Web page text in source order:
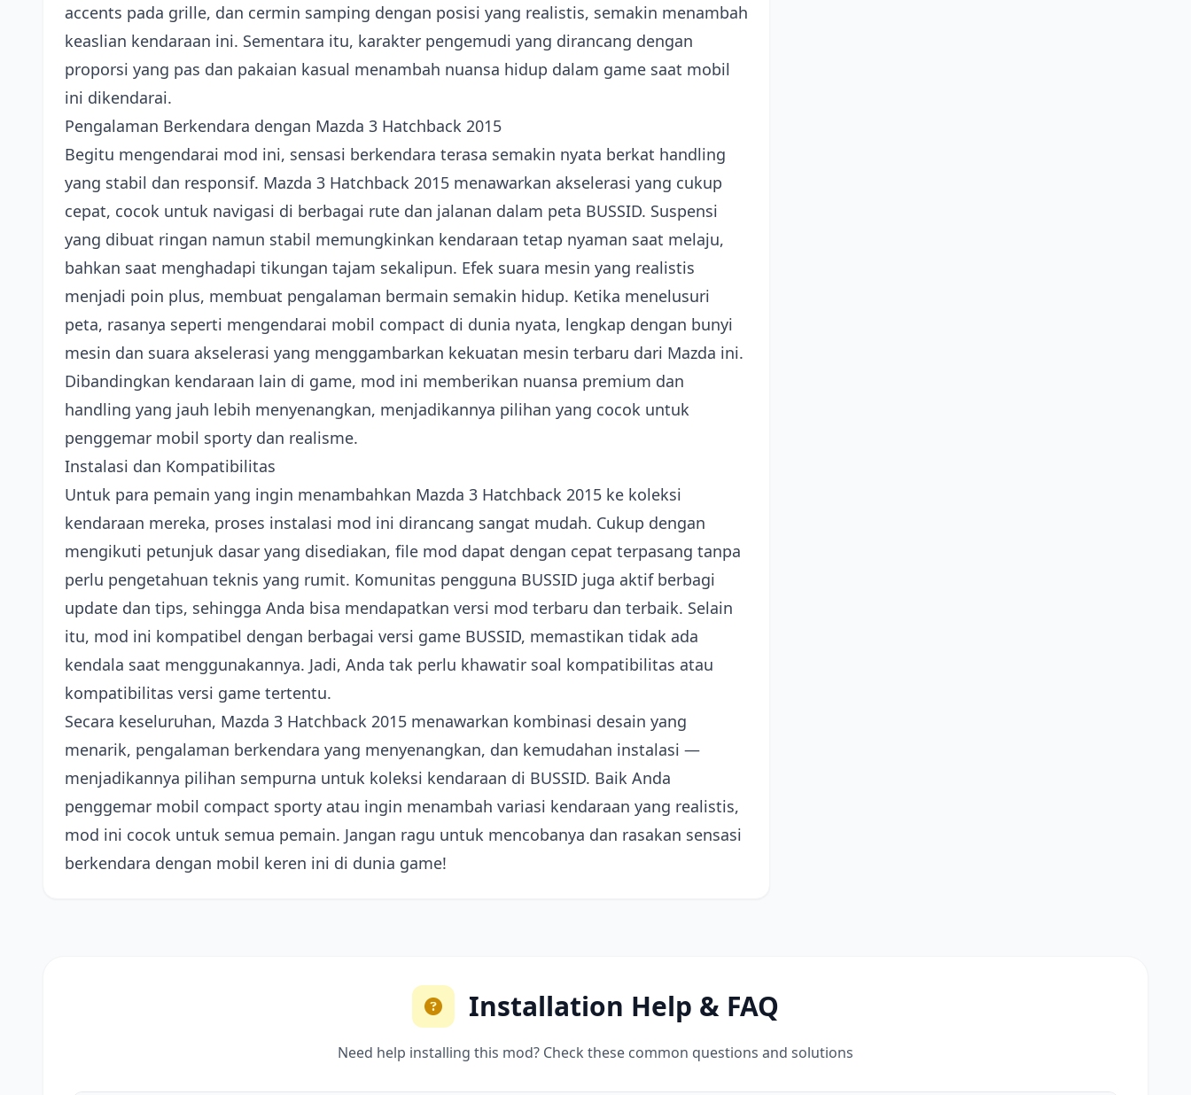
accents pada grille, dan cermin samping dengan posisi yang realistis, semakin menambah
keaslian kendaraan ini. Sementara itu, karakter pengemudi yang dirancang dengan
proporsi yang pas dan pakaian kasual menambah nuansa hidup dalam game saat mobil
ini dikendarai.
Pengalaman Berkendara dengan Mazda 3 Hatchback 2015
Begitu mengendarai mod ini, sensasi berkendara terasa semakin nyata berkat handling
yang stabil dan responsif. Mazda 3 Hatchback 2015 menawarkan akselerasi yang cukup
cepat, cocok untuk navigasi di berbagai rute dan jalanan dalam peta BUSSID. Suspensi
yang dibuat ringan namun stabil memungkinkan kendaraan tetap nyaman saat melaju,
bahkan saat menghadapi tikungan tajam sekalipun. Efek suara mesin yang realistis
menjadi poin plus, membuat pengalaman bermain semakin hidup. Ketika menelusuri
peta, rasanya seperti mengendarai mobil compact di dunia nyata, lengkap dengan bunyi
mesin dan suara akselerasi yang menggambarkan kekuatan mesin terbaru dari Mazda ini.
Dibandingkan kendaraan lain di game, mod ini memberikan nuansa premium dan
handling yang jauh lebih menyenangkan, menjadikannya pilihan yang cocok untuk
penggemar mobil sporty dan realisme.
Instalasi dan Kompatibilitas
Untuk para pemain yang ingin menambahkan Mazda 3 Hatchback 2015 ke koleksi
kendaraan mereka, proses instalasi mod ini dirancang sangat mudah. Cukup dengan
mengikuti petunjuk dasar yang disediakan, file mod dapat dengan cepat terpasang tanpa
perlu pengetahuan teknis yang rumit. Komunitas pengguna BUSSID juga aktif berbagi
update dan tips, sehingga Anda bisa mendapatkan versi mod terbaru dan terbaik. Selain
itu, mod ini kompatibel dengan berbagai versi game BUSSID, memastikan tidak ada
kendala saat menggunakannya. Jadi, Anda tak perlu khawatir soal kompatibilitas atau
kompatibilitas versi game tertentu.
Secara keseluruhan, Mazda 3 Hatchback 2015 menawarkan kombinasi desain yang
menarik, pengalaman berkendara yang menyenangkan, dan kemudahan instalasi —
menjadikannya pilihan sempurna untuk koleksi kendaraan di BUSSID. Baik Anda
penggemar mobil compact sporty atau ingin menambah variasi kendaraan yang realistis,
mod ini cocok untuk semua pemain. Jangan ragu untuk mencobanya dan rasakan sensasi
berkendara dengan mobil keren ini di dunia game!
Installation Help & FAQ
Need help installing this mod? Check these common questions and solutions